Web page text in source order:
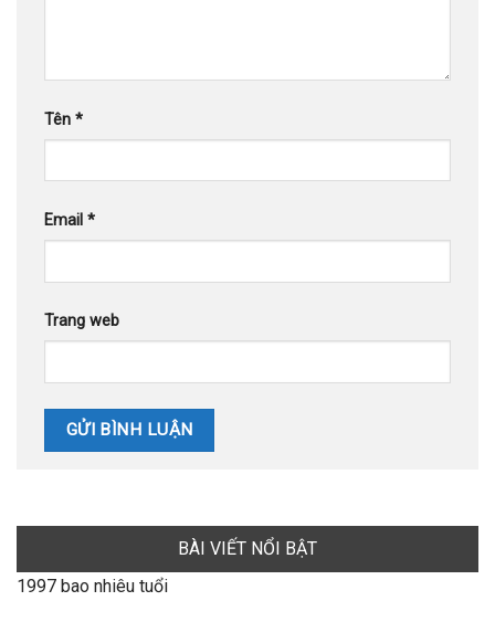
Tên *
Email *
Trang web
BÀI VIẾT NỔI BẬT
1997 bao nhiêu tuổi